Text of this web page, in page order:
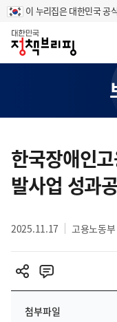
이 누리집은 대한민국 공
홈
텐
츠
영
한국장애인
발사업 성과
2025.11.17 고용노동부
첨부파일